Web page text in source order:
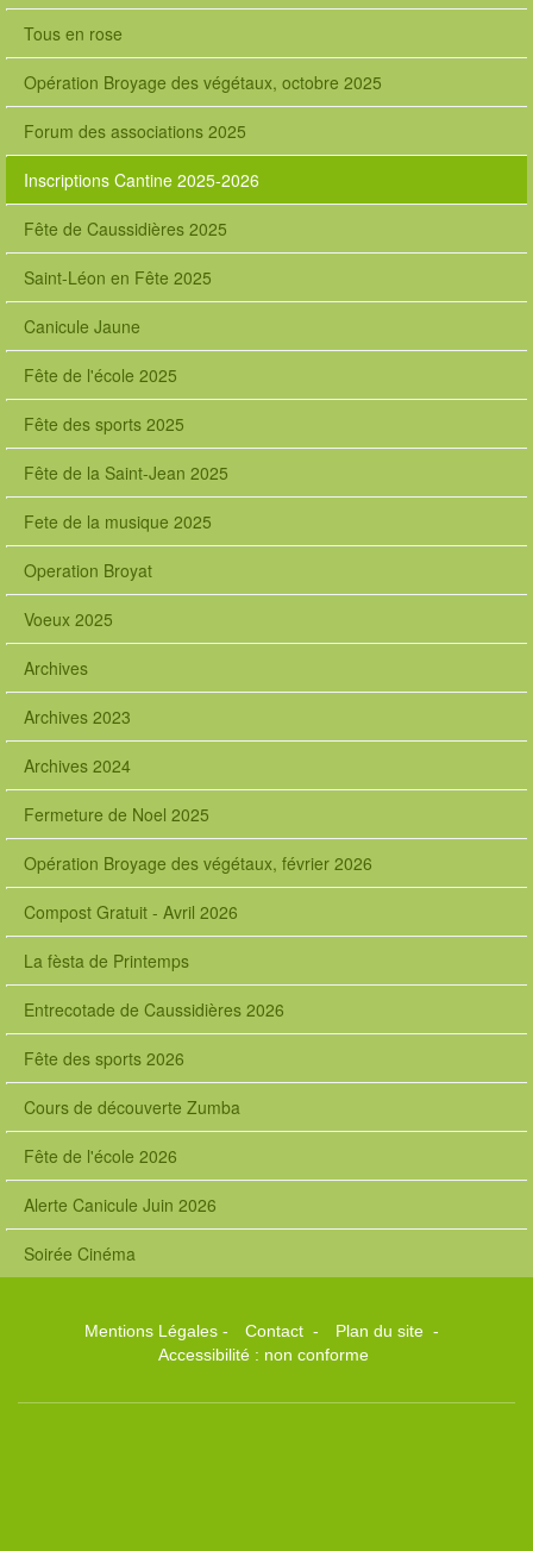
Tous en rose
Opération Broyage des végétaux, octobre 2025
Forum des associations 2025
Inscriptions Cantine 2025-2026
Fête de Caussidières 2025
Saint-Léon en Fête 2025
Canicule Jaune
Fête de l'école 2025
Fête des sports 2025
Fête de la Saint-Jean 2025
Fete de la musique 2025
Operation Broyat
Voeux 2025
Archives
Archives 2023
Archives 2024
Fermeture de Noel 2025
Opération Broyage des végétaux, février 2026
Compost Gratuit - Avril 2026
La fèsta de Printemps
Entrecotade de Caussidières 2026
Fête des sports 2026
Cours de découverte Zumba
Fête de l'école 2026
Alerte Canicule Juin 2026
Soirée Cinéma
Mentions Légales- Contact - Plan du site -
Accessibilité : non conforme